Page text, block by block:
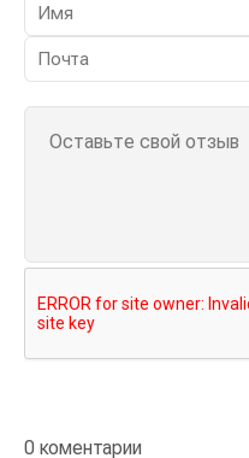
0 коментарии